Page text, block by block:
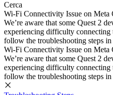
Cerca
Wi-Fi Connectivity Issue on Meta
We’re aware that some Quest 2
experiencing difficulty connecting
follow the troubleshooting steps
Wi-Fi Connectivity Issue on Meta
We’re aware that some Quest 2
experiencing difficulty connecting
follow the troubleshooting steps